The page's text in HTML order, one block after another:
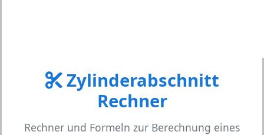
Zylinderabschnitt
Rechner
Rechner und Formeln zur Berechnung eines